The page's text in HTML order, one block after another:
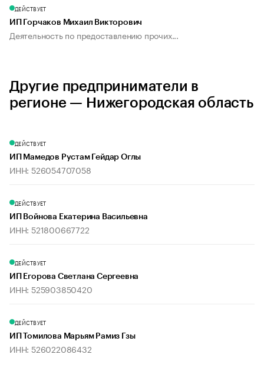
ДЕЙСТВУЕТ
ИП Горчаков Михаил Викторович
Деятельность по предоставлению прочих...
Другие предприниматели в
регионе — Нижегородская область
ДЕЙСТВУЕТ
ИП Мамедов Рустам Гейдар Оглы
ИНН: 526054707058
ДЕЙСТВУЕТ
ИП Войнова Екатерина Васильевна
ИНН: 521800667722
ДЕЙСТВУЕТ
ИП Егорова Светлана Сергеевна
ИНН: 525903850420
ДЕЙСТВУЕТ
ИП Томилова Марьям Рамиз Гзы
ИНН: 526022086432